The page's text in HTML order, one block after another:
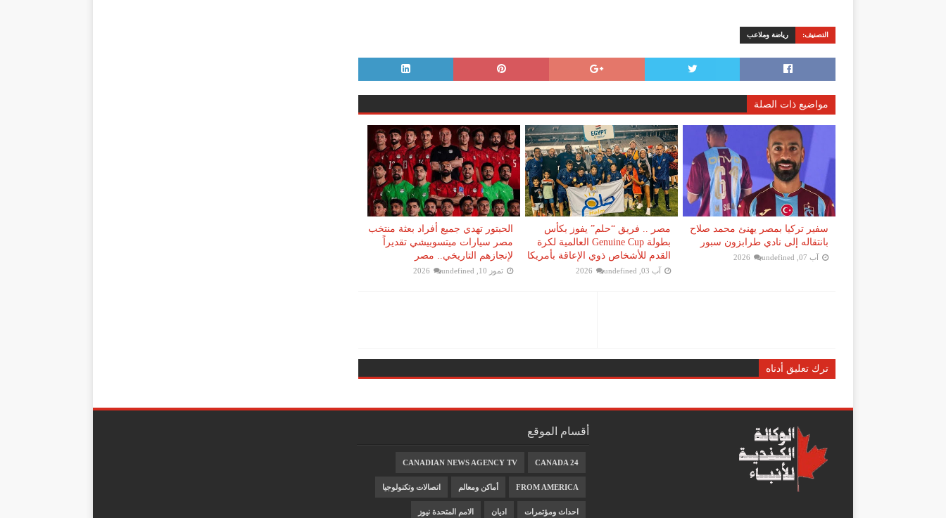
التصنيف: رياضة وملاعب
مواضيع ذات الصلة
سفير تركيا بمصر يهنئ محمد صلاح
بانتقاله إلى نادي طرابزون سبور
آب 07, 2026 undefined
مصر .. فريق “حلم” يفوز بكأس
بطولة Genuine Cup العالمية لكرة
القدم للأشخاص ذوي الإعاقة بأمريكا
آب 03, 2026 undefined
الحبتور تهدي جميع أفراد بعثة منتخب
مصر سيارات ميتسوبيشي تقديراً
لإنجازهم التاريخي.. مصر
تموز 10, 2026 undefined
ترك تعليق أدناه
أقسام الموقع
CANADA 24
CANADIAN NEWS AGENCY TV
FROM AMERICA أماكن ومعالم اتصالات وتكنولوجيا
احداث ومؤتمرات اديان الامم المتحدة نيوز